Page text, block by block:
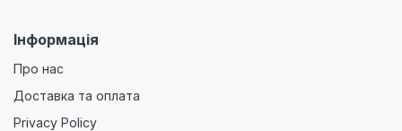
Інформація
Про нас
Доставка та оплата
Privacy Policy